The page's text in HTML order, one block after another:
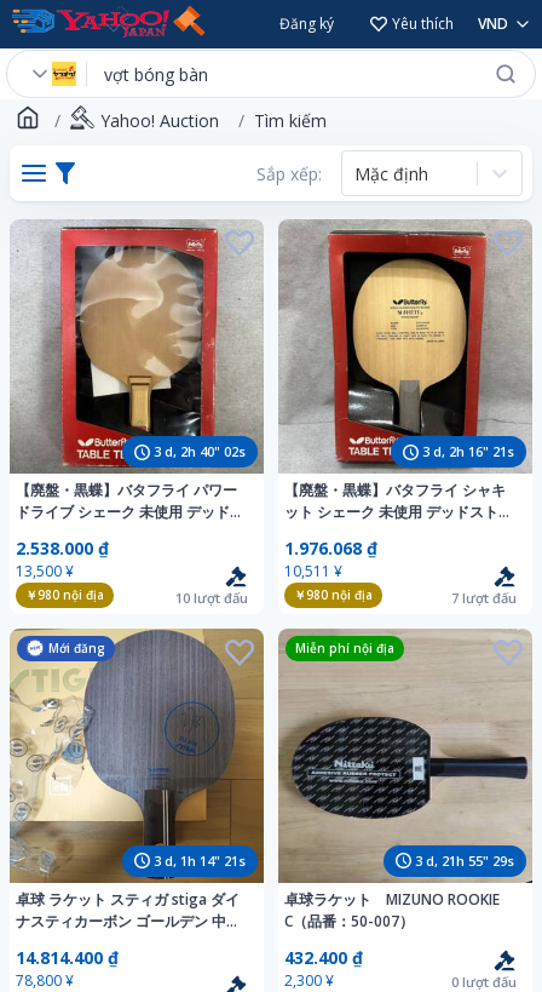
Đăng ký Yêu thích VND
Yahoo! Auction Tìm kiếm
Sắp xếp: Mặc định
3 d, 2h 40" 00s
【廃盤・黒蝶】バタフライ パワー
ドライブ シェーク 未使用 デッドス
円スタート 管理番号O-2174
2.538.000 ₫
13,500 ¥
￥980nội địa 10 lượt đấu
3 d, 2h 16" 19 s
【廃盤・黒蝶】バタフライ シャキ
ット シェーク 未使用 デッドストッ
タート 管理番号O-2173
1.976.068 ₫
10,511 ¥
￥980nội địa 7 lượt đấu
3 d, 1h 14" 19 s
Mới đăng
卓球 ラケット スティガ stiga ダイ
ナスティカーボン ゴールデン 中国
14.814.400 ₫
78,800 ¥
3 d, 21h 55" 27s
Miễn phí nội địa
卓球ラケット MIZUNO ROOKIE
C（品番：50-007）
432.400 ₫
2,300 ¥ 0 lượt đấu